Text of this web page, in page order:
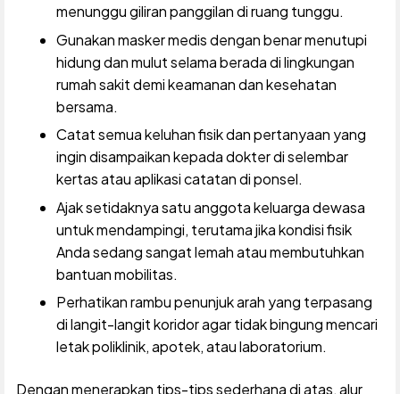
menunggu giliran panggilan di ruang tunggu.
Gunakan masker medis dengan benar menutupi
hidung dan mulut selama berada di lingkungan
rumah sakit demi keamanan dan kesehatan
bersama.
Catat semua keluhan fisik dan pertanyaan yang
ingin disampaikan kepada dokter di selembar
kertas atau aplikasi catatan di ponsel.
Ajak setidaknya satu anggota keluarga dewasa
untuk mendampingi, terutama jika kondisi fisik
Anda sedang sangat lemah atau membutuhkan
bantuan mobilitas.
Perhatikan rambu penunjuk arah yang terpasang
di langit-langit koridor agar tidak bingung mencari
letak poliklinik, apotek, atau laboratorium.
Dengan menerapkan tips-tips sederhana di atas, alur